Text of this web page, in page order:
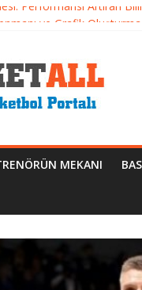
Performansı Artıran
Takımı: Gerçek
Nasıl Olmalı
MEKANI